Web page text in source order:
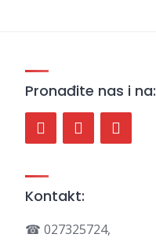
Pronađite nas i na:
Kontakt:
☎ 027325724,